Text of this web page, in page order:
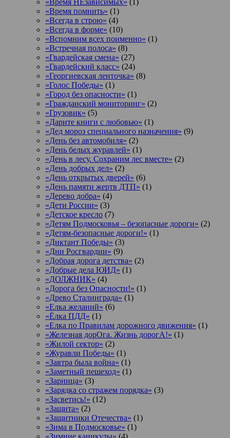
«Время НЕзависимых» (1)
«Время помнить» (1)
«Всегда в строю» (4)
«Всегда в форме» (10)
«Вспомним всех поименно» (1)
«Встречная полоса» (8)
«Гвардейская смена» (27)
«Гвардейский класс» (24)
«Георгиевская ленточка» (8)
«Голос Победы» (1)
«Город без опасности» (1)
«Гражданский мониторинг» (2)
«Грузовик» (5)
«Дарите книги с любовью» (1)
«Дед мороз специального назначения» (9)
«День без автомобиля» (2)
«День белых журавлей» (1)
«День в лесу. Сохраним лес вместе» (2)
«День добрых дел» (2)
«День открытых дверей» (6)
«День памяти жертв ДТП» (1)
«Дерево добра» (4)
«Дети России» (3)
«Детское кресло (7)
«Детям Подмосковья – безопасные дороги» (2)
«Детям-безопасные дороги!» (1)
«Диктант Победы» (3)
«Дни Росгвардии» (9)
«Добрая дорога детства» (2)
«Добрые дела ЮИД» (1)
«ДОЛЖНИК» (4)
«Дорога без Опасности!» (1)
«Древо Сталинграда» (1)
«Елка желаний» (6)
«Ёлка ПДД» (1)
«Елка по Правилам дорожного движения» (1)
«Железная дорОга. Жизнь дорогА!» (1)
«Жилой сектор» (2)
«Журавли Победы» (1)
«Завтра была война» (1)
«Заметный пешеход» (1)
«Зарница» (3)
«Зарядка со стражем порядка» (3)
«Засветись!» (12)
«Защита» (2)
«Защитники Отечества» (1)
«Зима в Подмосковье» (1)